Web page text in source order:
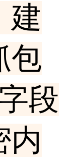
建
包
段
内